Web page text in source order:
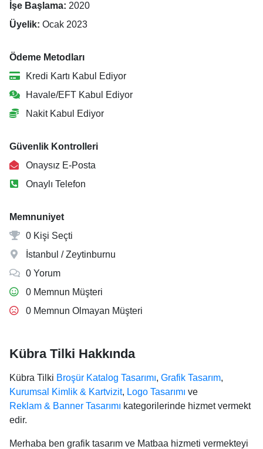
İşe Başlama: 2020
Üyelik: Ocak 2023
Ödeme Metodları
Kredi Kartı Kabul Ediyor
Havale/EFT Kabul Ediyor
Nakit Kabul Ediyor
Güvenlik Kontrolleri
Onaysız E-Posta
Onaylı Telefon
Memnuniyet
0 Kişi Seçti
İstanbul / Zeytinburnu
0 Yorum
0 Memnun Müşteri
0 Memnun Olmayan Müşteri
Kübra Tilki Hakkında
Kübra Tilki Broşür Katalog Tasarımı, Grafik Tasarım,
Kurumsal Kimlik & Kartvizit, Logo Tasarımı ve
Reklam & Banner Tasarımı kategorilerinde hizmet vermekt
edir.
Merhaba ben grafik tasarım ve Matbaa hizmeti vermekteyi